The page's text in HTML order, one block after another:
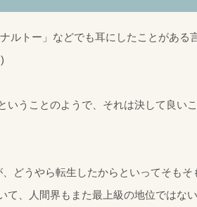
トー」などでも耳にしたことがある
いうことのようで、それは決して良い
どうやら転生したからといってそもそ
て、人間界もまた最上級の地位ではな